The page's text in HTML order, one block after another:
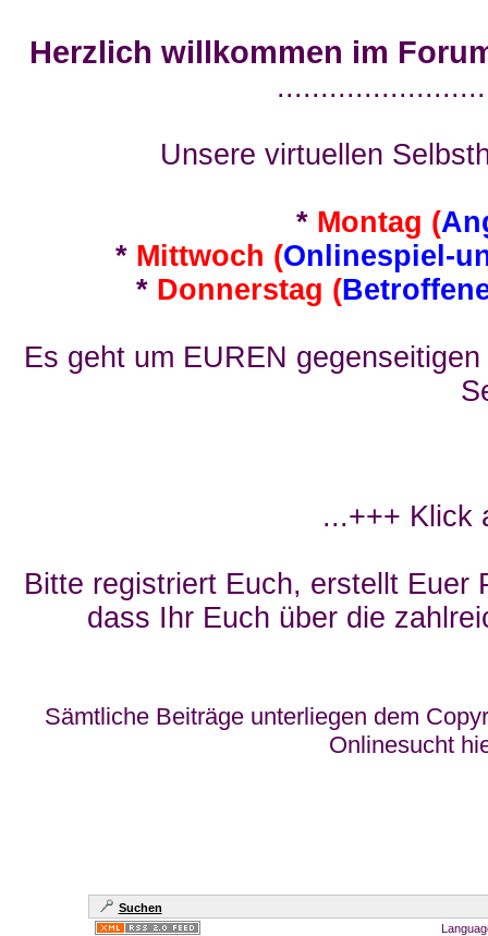
Herzlich willkommen im
Unsere virtuellen
* Montag (
* Mittwoch (Onlinespiel-
* Donnerstag (
Es geht um EUREN
...+++ Klick
Bitte registriert Euch, erstellt Euer
dass Ihr Euch über die
Sämtliche Beiträge unterliegen dem
Onlinesucht
Suchen